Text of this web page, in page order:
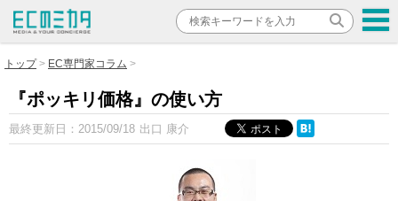
トップ EC専門家コラム
『ポッキリ価格』の使い方
最終更新日： 2015/09/18 出口 康介